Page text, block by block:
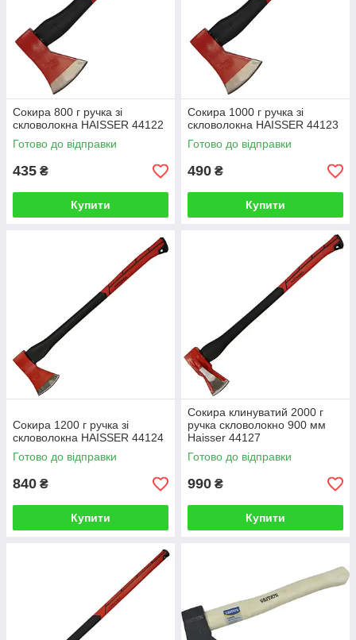
Сокира 800 г ручка зі
скловолокна HAISSER 44122
Готово до відправки
435 ₴
Купити
Сокира 1000 г ручка зі
скловолокна HAISSER 44123
Готово до відправки
490 ₴
Купити
Сокира 1200 г ручка зі
скловолокна HAISSER 44124
Готово до відправки
840 ₴
Купити
Сокира клинуватий 2000 г
ручка скловолокно 900 мм
Haisser 44127
Готово до відправки
990 ₴
Купити